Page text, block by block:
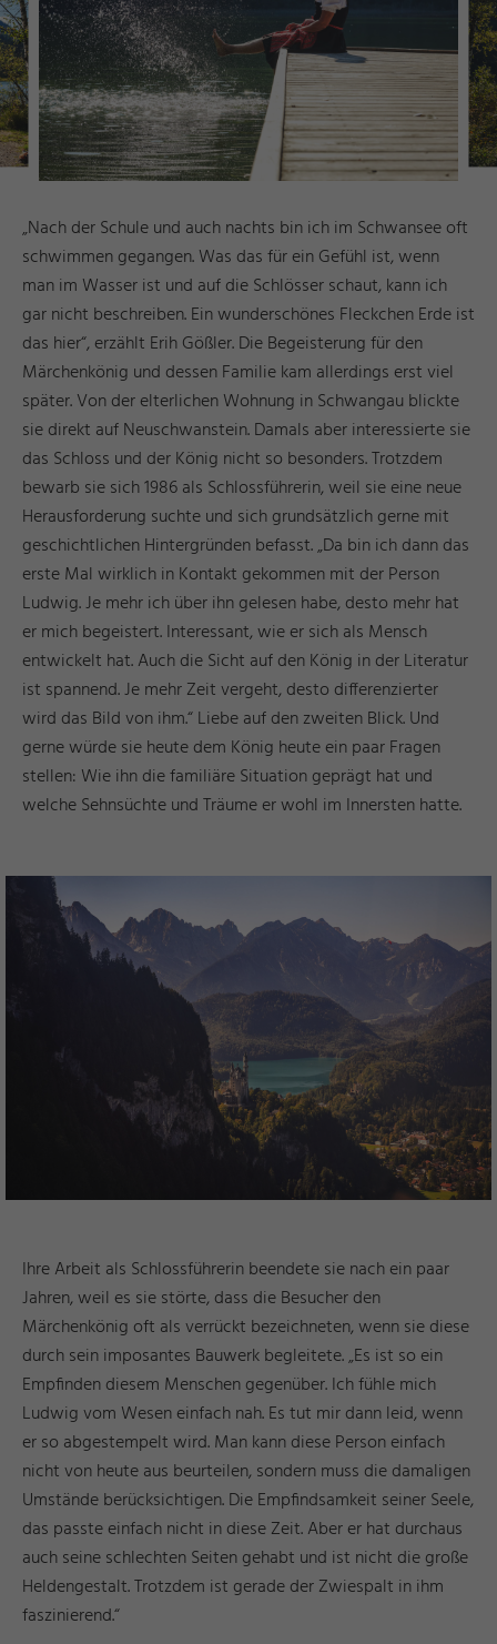
„Nach der Schule und auch nachts bin ich im Schwansee oft
schwimmen gegangen. Was das für ein Gefühl ist, wenn
man im Wasser ist und auf die Schlösser schaut, kann ich
gar nicht beschreiben. Ein wunderschönes Fleckchen Erde ist
das hier“, erzählt Erih Gößler. Die Begeisterung für den
Märchenkönig und dessen Familie kam allerdings erst viel
später. Von der elterlichen Wohnung in Schwangau blickte
sie direkt auf Neuschwanstein. Damals aber interessierte sie
das Schloss und der König nicht so besonders. Trotzdem
bewarb sie sich 1986 als Schlossführerin, weil sie eine neue
Herausforderung suchte und sich grundsätzlich gerne mit
geschichtlichen Hintergründen befasst. „Da bin ich dann das
erste Mal wirklich in Kontakt gekommen mit der Person
Ludwig. Je mehr ich über ihn gelesen habe, desto mehr hat
er mich begeistert. Interessant, wie er sich als Mensch
entwickelt hat. Auch die Sicht auf den König in der Literatur
ist spannend. Je mehr Zeit vergeht, desto differenzierter
wird das Bild von ihm.“ Liebe auf den zweiten Blick. Und
gerne würde sie heute dem König heute ein paar Fragen
stellen: Wie ihn die familiäre Situation geprägt hat und
welche Sehnsüchte und Träume er wohl im Innersten hatte.
Ihre Arbeit als Schlossführerin beendete sie nach ein paar
Jahren, weil es sie störte, dass die Besucher den
Märchenkönig oft als verrückt bezeichneten, wenn sie diese
durch sein imposantes Bauwerk begleitete. „Es ist so ein
Empfinden diesem Menschen gegenüber. Ich fühle mich
Ludwig vom Wesen einfach nah. Es tut mir dann leid, wenn
er so abgestempelt wird. Man kann diese Person einfach
nicht von heute aus beurteilen, sondern muss die damaligen
Umstände berücksichtigen. Die Empfindsamkeit seiner Seele,
das passte einfach nicht in diese Zeit. Aber er hat durchaus
auch seine schlechten Seiten gehabt und ist nicht die große
Heldengestalt. Trotzdem ist gerade der Zwiespalt in ihm
faszinierend.“